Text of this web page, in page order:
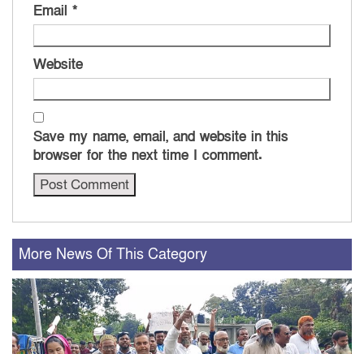
Email *
Website
Save my name, email, and website in this
browser for the next time I comment.
More News Of This Category